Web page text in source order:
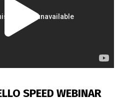
SPEED WEBINAR